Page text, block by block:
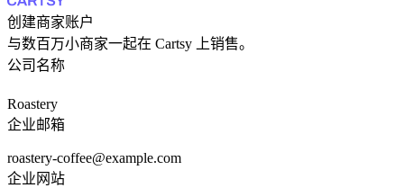
创建商家账户
与数百万小商家一起在 Cartsy 上销售。
公司名称
Roastery
企业邮箱
roastery-coffee@example.com
企业网站